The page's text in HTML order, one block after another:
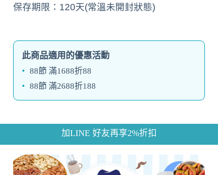
保存期限：120天(常溫未開封狀態)
此商品適用的優惠活動
88節 滿1688折88
88節 滿2688折188
加LINE 好友再享2%折扣